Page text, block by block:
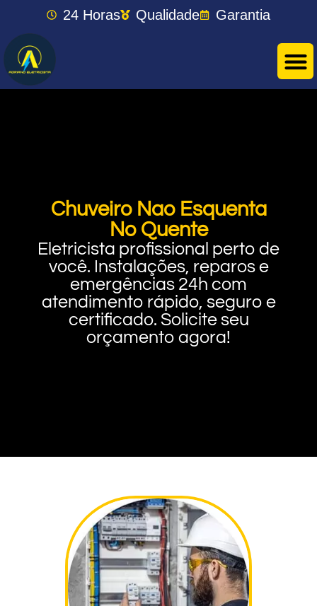
24 Horas Qualidade Garantia
Chuveiro Nao Esquenta
No Quente
Eletricista profissional perto de
você. Instalações, reparos e
emergências 24h com
atendimento rápido, seguro e
certificado. Solicite seu
orçamento agora!